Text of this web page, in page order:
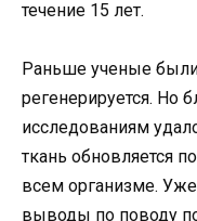
течение 15 лет.
Раньше ученые
регенерируется. Но
исследованиям
ткань обновляется
всем организме.
выводы по поводу